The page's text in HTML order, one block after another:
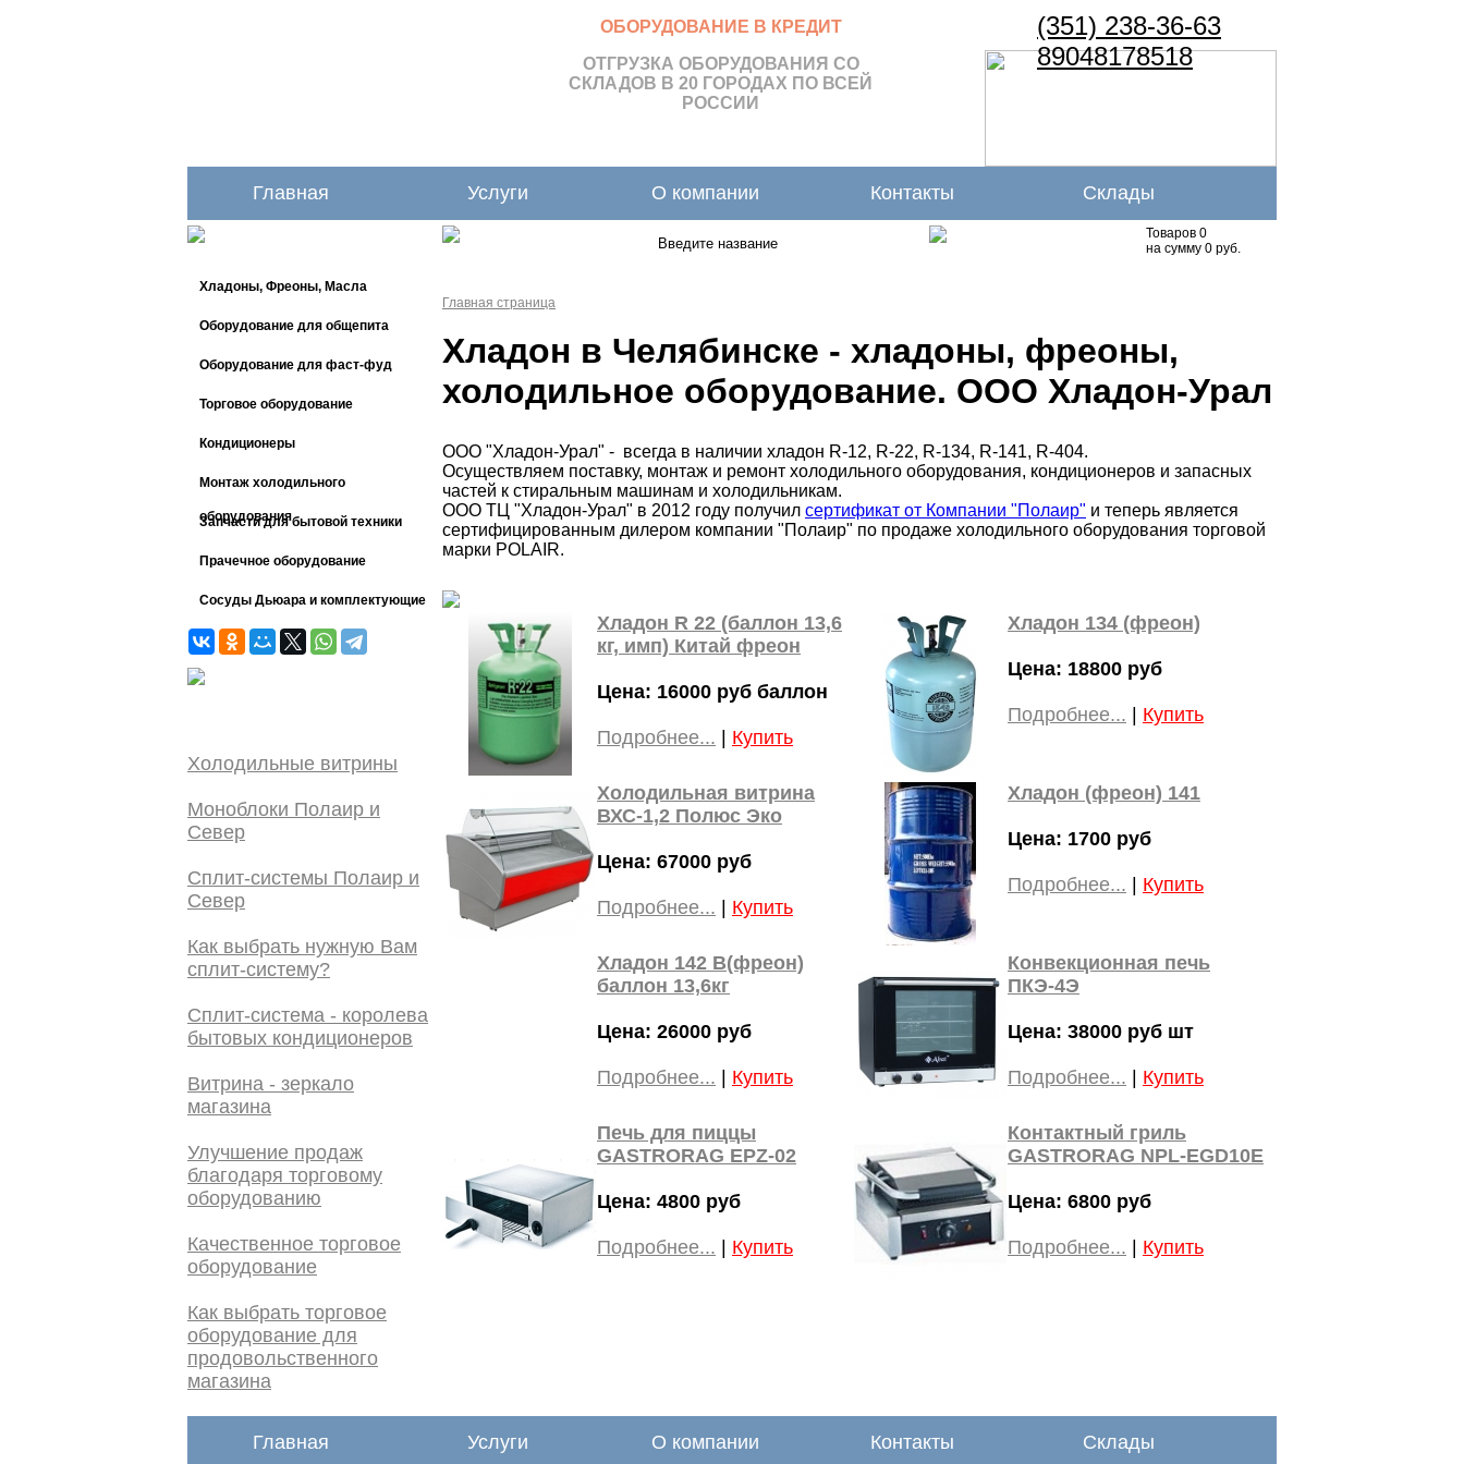
ОБОРУДОВАНИЕ В КРЕДИТ
ОТГРУЗКА ОБОРУДОВАНИЯ СО
СКЛАДОВ В 20 ГОРОДАХ ПО ВСЕЙ
РОССИИ
(351) 238-36-63
89048178518
Главная Услуги О компании Контакты Склады
Хладоны, Фреоны, Масла
Оборудование для общепита
Оборудование для фаст-фуд
Торговое оборудование
Кондиционеры
Монтаж холодильного
оборудования
Запчасти для бытовой техники
Прачечное оборудование
Сосуды Дьюара и комплектующие
Холодильные витрины
Моноблоки Полаир и
Север
Сплит-системы Полаир и
Север
Как выбрать нужную Вам
сплит-систему?
Сплит-система - королева
бытовых кондиционеров
Витрина - зеркало
магазина
Улучшение продаж
благодаря торговому
оборудованию
Качественное торговое
оборудование
Как выбрать торговое
оборудование для
продовольственного
магазина
Товаров 0
на сумму 0 руб.
Главная страница
Хладон в Челябинске - хладоны, фреоны,
холодильное оборудование. ООО Хладон-Урал
ООО "Хладон-Урал" - всегда в наличии хладон R-12, R-22, R-134, R-141, R-404.
Осуществляем поставку, монтаж и ремонт холодильного оборудования, кондиционеров и запасных
частей к стиральным машинам и холодильникам.
ООО ТЦ "Хладон-Урал" в 2012 году получил сертификат от Компании "Полаир" и теперь является
сертифицированным дилером компании "Полаир" по продаже холодильного оборудования торговой
марки POLAIR.
Хладон R 22 (баллон 13,6
кг, имп) Китай фреон
Цена: 16000 руб баллон
Подробнее... Купить
Хладон 134 (фреон)
Цена: 18800 руб
Подробнее... Купить
Холодильная витрина
ВХС-1,2 Полюс Эко
Цена: 67000 руб
Подробнее... Купить
Хладон (фреон) 141
Цена: 1700 руб
Подробнее... Купить
Хладон 142 В(фреон)
баллон 13,6кг
Цена: 26000 руб
Подробнее... Купить
Конвекционная печь
ПКЭ-4Э
Цена: 38000 руб шт
Подробнее... Купить
Печь для пиццы
GASTRORAG EPZ-02
Цена: 4800 руб
Подробнее... Купить
Контактный гриль
GASTRORAG NPL-EGD10E
Цена: 6800 руб
Подробнее... Купить
Главная Услуги О компании Контакты Склады